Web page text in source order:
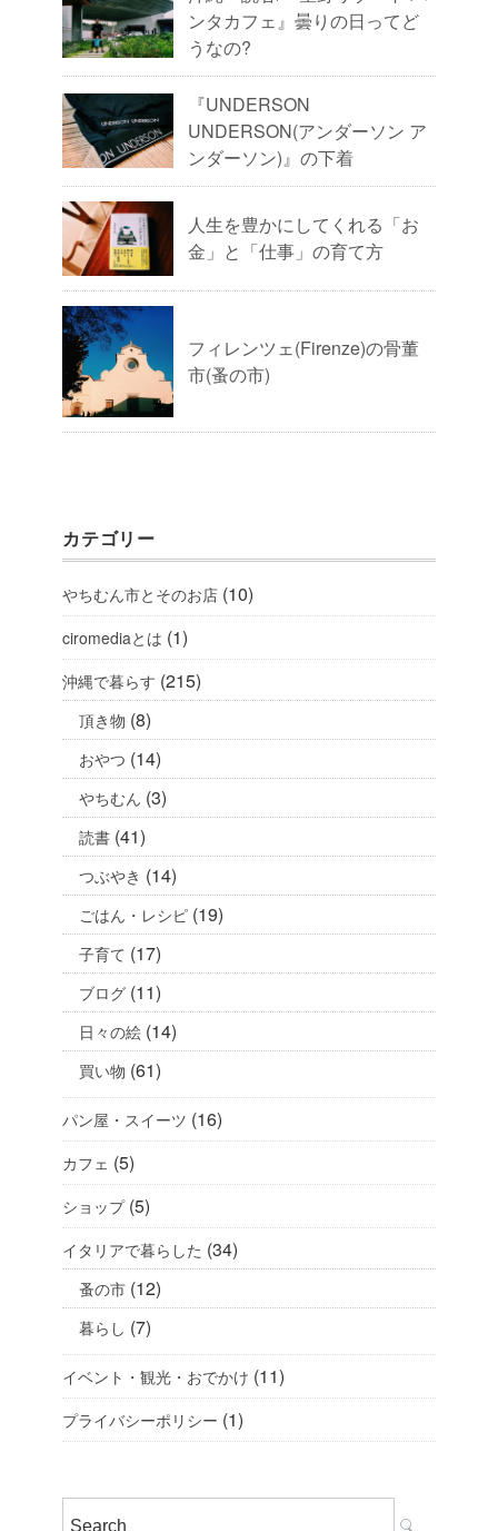
ンタカフェ』曇りの日ってど
うなの?
『UNDERSON
UNDERSON(アンダーソン ア
ンダーソン)』の下着
人生を豊かにしてくれる「お
金」と「仕事」の育て方
フィレンツェ(Firenze)の骨董
市(蚤の市)
カテゴリー
やちむん市とそのお店 (10)
ciromediaとは (1)
沖縄で暮らす (215)
頂き物 (8)
おやつ (14)
やちむん (3)
読書 (41)
つぶやき (14)
ごはん・レシピ (19)
子育て (17)
ブログ (11)
日々の絵 (14)
買い物 (61)
パン屋・スイーツ (16)
カフェ (5)
ショップ(5)
イタリアで暮らした (34)
蚤の市 (12)
暮らし (7)
イベント・観光・おでかけ (11)
プライバシーポリシー (1)